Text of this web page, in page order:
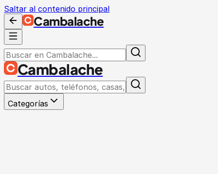
Saltar al contenido principal
Cambalache
Cambalache
Categorías